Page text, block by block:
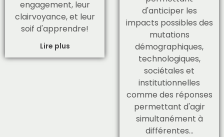
engagement, leur
clairvoyance, et leur
soif d'apprendre!
Lire plus
d'anticiper les
impacts possibles des
mutations
démographiques,
technologiques,
sociétales et
institutionnelles
comme des réponses
permettant d'agir
simultanément à
différentes…